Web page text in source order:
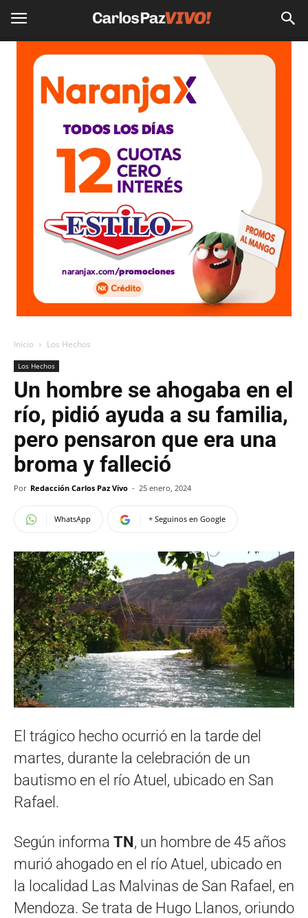
Inicio Los Hechos
Los Hechos
Un hombre se ahogaba en el
río, pidió ayuda a su familia,
pero pensaron que era una
broma y falleció
Por Redacción Carlos Paz Vivo - 25 enero, 2024
WhatsApp + Seguinos en Google
El trágico hecho ocurrió en la tarde del
martes, durante la celebración de un
bautismo en el río Atuel, ubicado en San
Rafael.
Según informa TN, un hombre de 45 años
murió ahogado en el río Atuel, ubicado en
la localidad Las Malvinas de San Rafael, en
Mendoza. Se trata de Hugo Llanos, oriundo